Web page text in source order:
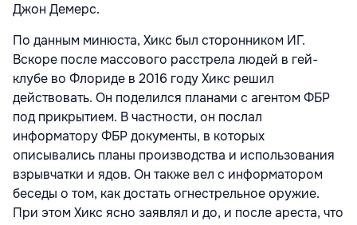
Джон Демерс.
По данным минюста, Хикс был сторонником ИГ.
Вскоре после массового расстрела людей в гей-
клубе во Флориде в 2016 году Хикс решил
действовать. Он поделился планами с агентом ФБР
под прикрытием. В частности, он послал
информатору ФБР документы, в которых
описывались планы производства и использования
взрывчатки и ядов. Он также вел с информатором
беседы о том, как достать огнестрельное оружие.
При этом Хикс ясно заявлял и до, и после ареста, что